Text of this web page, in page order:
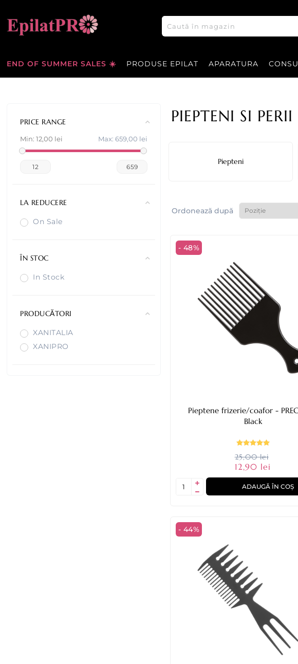
END OF SUMMER SALES ☀️ PRODUSE EPILAT APARATURA
PRICE RANGE
Min: 12,00 lei Max: 659,00 lei
12 659
LA REDUCERE
On Sale
ÎN STOC
In Stock
PRODUCĂTORI
XANITALIA
XANIPRO
PIEPTENI SI PERII
Piepteni
Ordonează după
- 48%
Pieptene frizerie/coafor - PRECISION
Black
25,00 lei
12,90 lei
ADAUGĂ ÎN COȘ
- 44%